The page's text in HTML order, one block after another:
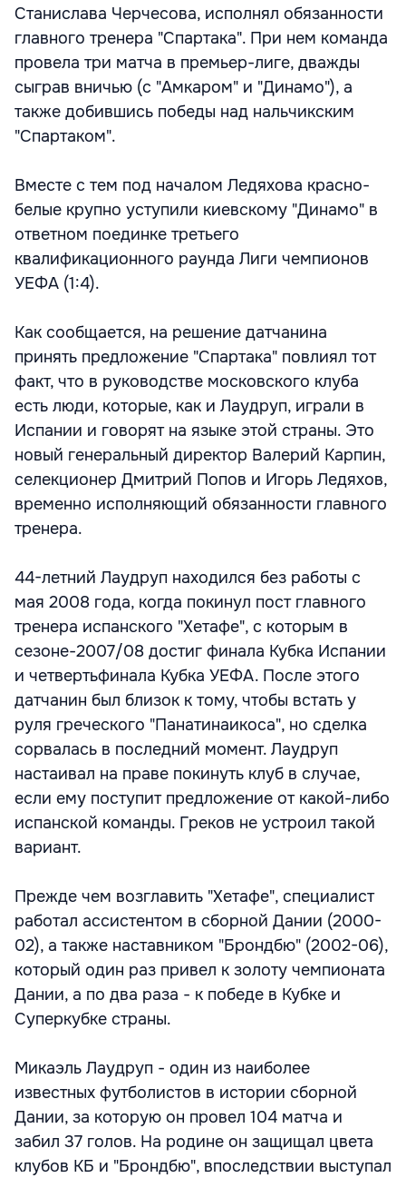
Станислава Черчесова, исполнял обязанности
главного тренера "Спартака". При нем команда
провела три матча в премьер-лиге, дважды
сыграв вничью (с "Амкаром" и "Динамо"), а
также добившись победы над нальчикским
"Спартаком".
Вместе с тем под началом Ледяхова красно-
белые крупно уступили киевскому "Динамо" в
ответном поединке третьего
квалификационного раунда Лиги чемпионов
УЕФА (1:4).
Как сообщается, на решение датчанина
принять предложение "Спартака" повлиял тот
факт, что в руководстве московского клуба
есть люди, которые, как и Лаудруп, играли в
Испании и говорят на языке этой страны. Это
новый генеральный директор Валерий Карпин,
селекционер Дмитрий Попов и Игорь Ледяхов,
временно исполняющий обязанности главного
тренера.
44-летний Лаудруп находился без работы с
мая 2008 года, когда покинул пост главного
тренера испанского "Хетафе", с которым в
сезоне-2007/08 достиг финала Кубка Испании
и четвертьфинала Кубка УЕФА. После этого
датчанин был близок к тому, чтобы встать у
руля греческого "Панатинаикоса", но сделка
сорвалась в последний момент. Лаудруп
настаивал на праве покинуть клуб в случае,
если ему поступит предложение от какой-либо
испанской команды. Греков не устроил такой
вариант.
Прежде чем возглавить "Хетафе", специалист
работал ассистентом в сборной Дании (2000-
02), а также наставником "Брондбю" (2002-06),
который один раз привел к золоту чемпионата
Дании, а по два раза - к победе в Кубке и
Суперкубке страны.
Микаэль Лаудруп - один из наиболее
известных футболистов в истории сборной
Дании, за которую он провел 104 матча и
забил 37 голов. На родине он защищал цвета
клубов КБ и "Брондбю", впоследствии выступал